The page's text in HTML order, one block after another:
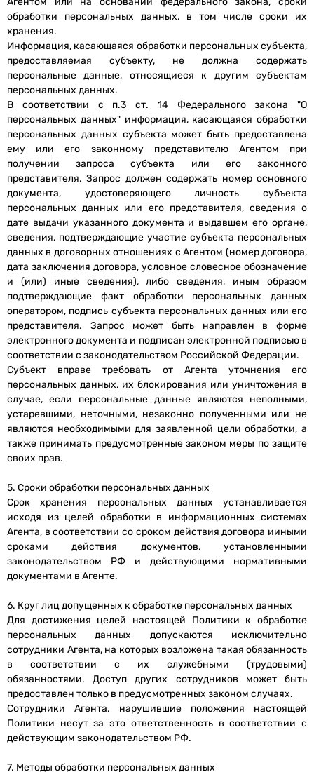
обработки персональных данных, в том числе сроки их
хранения.
Информация, касающаяся обработки персональных субъекта,
предоставляемая субъекту, не должна содержать
персональные данные, относящиеся к другим субъектам
персональных данных.
В соответствии с п.3 ст. 14 Федерального закона "О
персональных данных" информация, касающаяся обработки
персональных данных субъекта может быть предоставлена
ему или его законному представителю Агентом при
получении запроса субъекта или его законного
представителя. Запрос должен содержать номер основного
документа, удостоверяющего личность субъекта
персональных данных или его представителя, сведения о
дате выдачи указанного документа и выдавшем его органе,
сведения, подтверждающие участие субъекта персональных
данных в договорных отношениях с Агентом (номер договора,
дата заключения договора, условное словесное обозначение
и (или) иные сведения), либо сведения, иным образом
подтверждающие факт обработки персональных данных
оператором, подпись субъекта персональных данных или его
представителя. Запрос может быть направлен в форме
электронного документа и подписан электронной подписью в
соответствии с законодательством Российской Федерации.
Субъект вправе требовать от Агента уточнения его
персональных данных, их блокирования или уничтожения в
случае, если персональные данные являются неполными,
устаревшими, неточными, незаконно полученными или не
являются необходимыми для заявленной цели обработки, а
также принимать предусмотренные законом меры по защите
своих прав.
5. Сроки обработки персональных данных
Срок хранения персональных данных устанавливается
исходя из целей обработки в информационных системах
Агента, в соответствии со сроком действия договора ииными
сроками действия документов, установленными
законодательством РФ и действующими нормативными
документами в Агенте.
6. Круг лиц допущенных к обработке персональных данных
Для достижения целей настоящей Политики к обработке
персональных данных допускаются исключительно
сотрудники Агента, на которых возложена такая обязанность
в соответствии с их служебными (трудовыми)
обязанностями. Доступ других сотрудников может быть
предоставлен только в предусмотренных законом случаях.
Сотрудники Агента, нарушившие положения настоящей
Политики несут за это ответственность в соответствии с
действующим законодательством РФ.
7. Методы обработки персональных данных